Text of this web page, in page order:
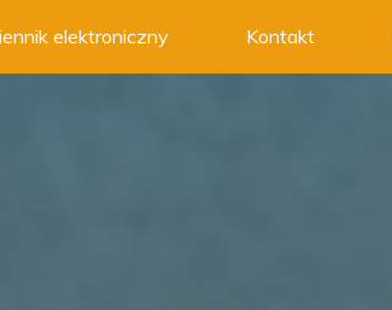
elektroniczny Kontakt